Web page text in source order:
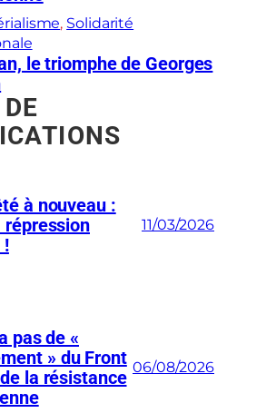
, Solidarité
le triomphe de Georges
à nouveau :
répression
!
11/03/2026
pas de «
» du Front
la résistance 06/08/2026